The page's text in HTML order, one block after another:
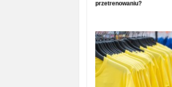
przetrenowaniu?